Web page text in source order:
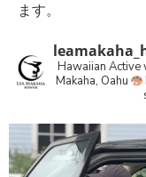
ます。
Hawaiian Active
Makaha, Oahu